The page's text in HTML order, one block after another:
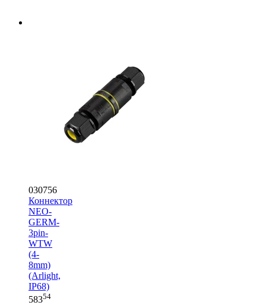
030756
Коннектор
NEO-
GERM-
3pin-
WTW
(4-
8mm)
(Arlight,
IP68)
58354